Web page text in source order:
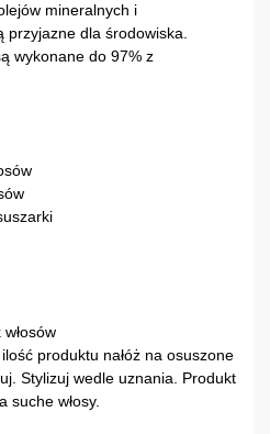
mineralnych i
dla środowiska.
wykonane do 97% z
produktu nałóż na osuszone
Stylizuj wedle uznania. Produkt
suche włosy.